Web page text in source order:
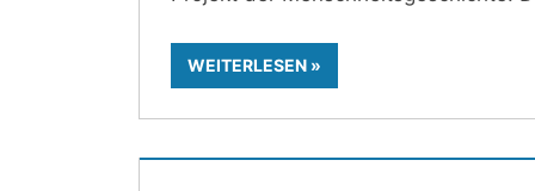
WEITERLESEN